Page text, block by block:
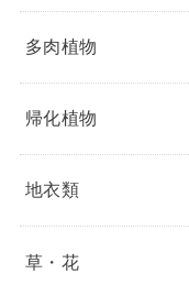
多肉植物
帰化植物
地衣類
草・花